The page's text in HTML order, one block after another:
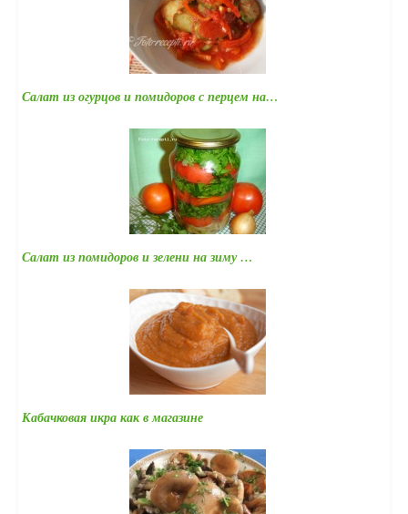
Салат из огурцов и помидоров с перцем на…
Салат из помидоров и зелени на зиму …
Кабачковая икра как в магазине